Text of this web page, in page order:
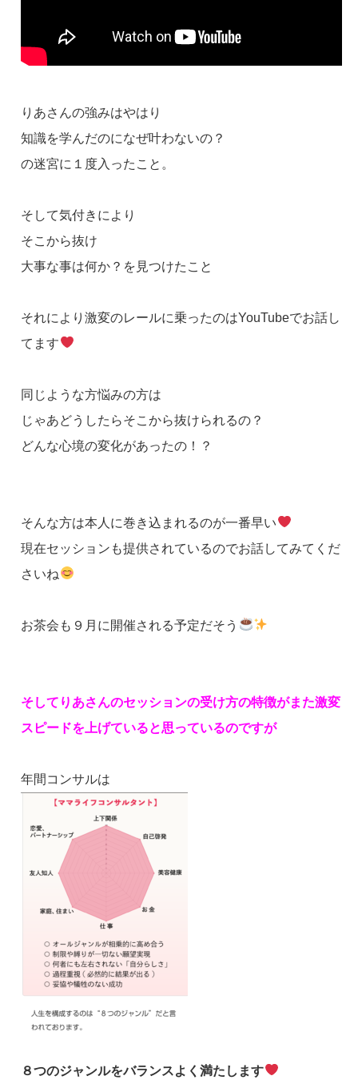
りあさんの強みはやはり
知識を学んだのになぜ叶わないの？
の迷宮に１度入ったこと。
そして気付きにより
そこから抜け
大事な事は何か？を見つけたこと
それにより激変のレールに乗ったのはYouTubeでお話し
てます
同じような方悩みの方は
じゃあどうしたらそこから抜けられるの？
どんな心境の変化があったの！？
そんな方は本人に巻き込まれるのが一番早い
現在セッションも提供されているのでお話してみてくだ
さいね
お茶会も９月に開催される予定だそう
そしてりあさんのセッションの受け方の特徴がまた激変
スピードを上げていると思っているのですが
年間コンサルは
８つのジャンルをバランスよく満たします